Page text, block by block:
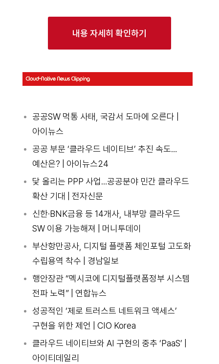
내용 자세히 확인하기
공공SW 먹통 사태, 국감서 도마에 오른다 |
아이뉴스
공공 부문 ‘클라우드 네이티브’ 추진 속도…
예산은? | 아이뉴스24
닻 올리는 PPP 사업…공공분야 민간 클라우드
확산 기대 | 전자신문
신한·BNK금융 등 14개사, 내부망 클라우드
SW 이용 가능해져 | 머니투데이
부산항만공사, 디지털 플랫폼 체인포털 고도화
수립용역 착수 | 경남일보
행안장관 “멕시코에 디지털플랫폼정부 시스템
전파 노력” | 연합뉴스
성공적인 ‘제로 트러스트 네트워크 액세스’
구현을 위한 제언 | CIO Korea
클라우드 네이티브와 AI 구현의 중추 ‘PaaS’ |
아이티데일리